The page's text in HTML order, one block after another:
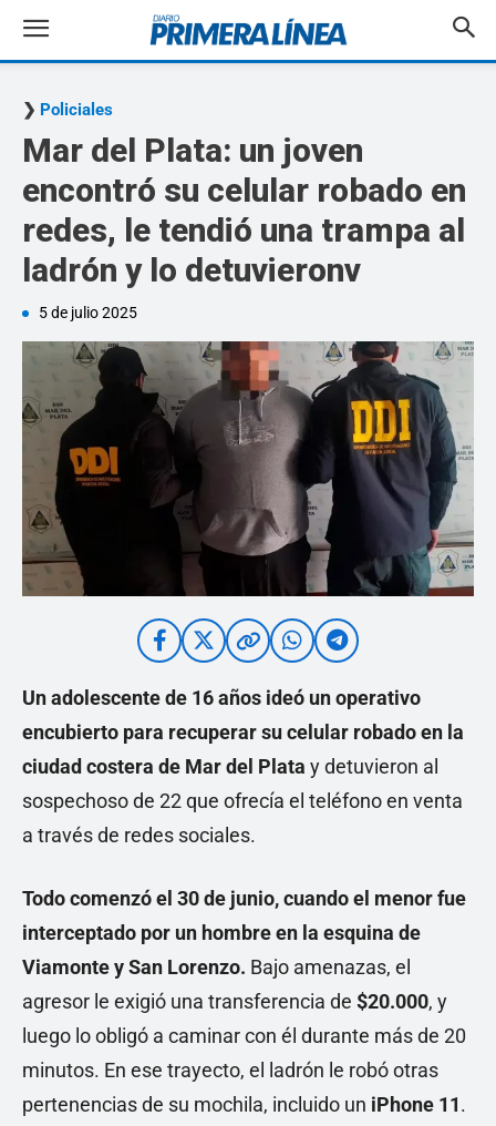
Policiales
Mar del Plata: un joven
encontró su celular robado en
redes, le tendió una trampa al
ladrón y lo detuvieronv
5 de julio 2025
Un adolescente de 16 años ideó un operativo
encubierto para recuperar su celular robado en la
ciudad costera de Mar del Plata y detuvieron al
sospechoso de 22 que ofrecía el teléfono en venta
a través de redes sociales.
Todo comenzó el 30 de junio, cuando el menor fue
interceptado por un hombre en la esquina de
Viamonte y San Lorenzo. Bajo amenazas, el
agresor le exigió una transferencia de $20.000, y
luego lo obligó a caminar con él durante más de 20
minutos. En ese trayecto, el ladrón le robó otras
pertenencias de su mochila, incluido un iPhone 11.